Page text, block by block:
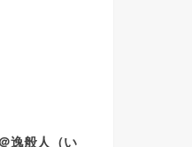
逸般人（い